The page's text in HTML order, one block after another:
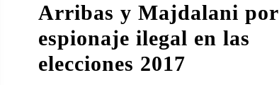
Arribas y Majdalani por
espionaje ilegal en las
elecciones 2017